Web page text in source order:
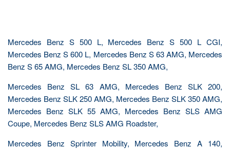
Mercedes Benz S 500 L, Mercedes Benz S 500 L CGI,
Mercedes Benz S 600 L, Mercedes Benz S 63 AMG, Mercedes
Benz S 65 AMG, Mercedes Benz SL 350 AMG,
Mercedes Benz SL 63 AMG, Mercedes Benz SLK 200,
Mercedes Benz SLK 250 AMG, Mercedes Benz SLK 350 AMG,
Mercedes Benz SLK 55 AMG, Mercedes Benz SLS AMG
Coupe, Mercedes Benz SLS AMG Roadster,
Mercedes Benz Sprinter Mobility, Mercedes Benz A 140,